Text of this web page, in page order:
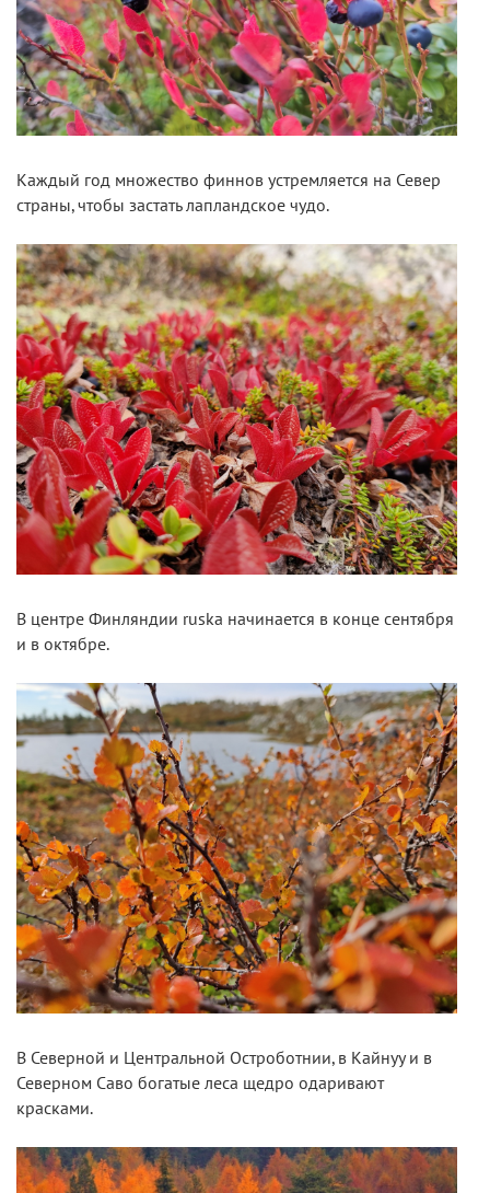
Каждый год множество финнов устремляется на Север
страны, чтобы застать лапландское чудо.
В центре Финляндии ruska начинается в конце сентября
и в октябре.
В Северной и Центральной Остроботнии, в Кайнуу и в
Северном Саво богатые леса щедро одаривают
красками.